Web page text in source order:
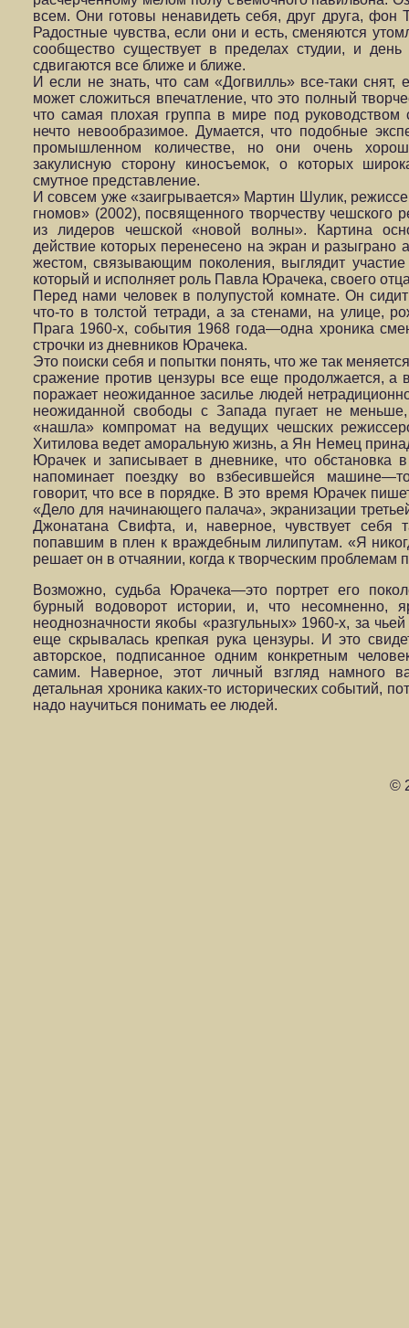
всем. Они готовы ненавидеть себя, друг друга, фон
Радостные чувства, если они и есть, сменяются
сообщество существует в пределах студии, и
сдвигаются все ближе и ближе.
И если не знать, что сам «Догвилль» все-таки снят,
может сложиться впечатление, что это полный
что самая плохая группа в мире под руководством
нечто невообразимое. Думается, что подобные
промышленном количестве, но они очень
закулисную сторону киносъемок, о которых
смутное представление.
И совсем уже «заигрывается» Мартин Шулик,
гномов» (2002), посвященного творчеству чешского
из лидеров чешской «новой волны».
Картина
действие которых перенесено на экран и
жестом, связывающим поколения, выглядит
который и исполняет роль Павла Юрачека, своего
Перед нами человек в полупустой комнате. Он
что-то в толстой тетради, а за стенами, на улице,
Прага 1960-х, события 1968 года—одна хроника
строчки из дневников Юрачека.
Это поиски себя и попытки понять, что же так
сражение против цензуры все еще продолжается, а
поражает неожиданное засилье людей
неожиданной свободы с Запада пугает не
«нашла» компромат на ведущих чешских
Хитилова ведет аморальную жизнь, а Ян Немец
Юрачек и записывает в дневнике, что обстановка
напоминает поездку во взбесившейся
говорит, что все в порядке. В это время Юрачек
«Дело для начинающего палача», экранизации
Джонатана Свифта, и, наверное, чувствует себя
попавшим в плен к враждебным лилипутам. «Я
решает он в отчаянии, когда к творческим
Возможно, судьба Юрачека—это портрет его
бурный водоворот истории, и, что несомненно,
неоднозначности якобы «разгульных» 1960-х, за
еще скрывалась крепкая рука цензуры. И это
авторское, подписанное одним конкретным
самим. Наверное, этот личный взгляд намного
детальная хроника каких-то исторических событий,
надо научиться понимать ее людей.
©